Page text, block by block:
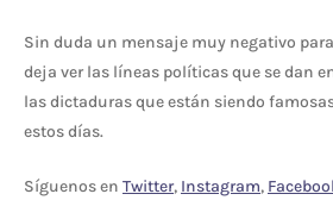
Sin duda un mensaje muy negativo
deja ver las líneas políticas que se dan
las dictaduras que están siendo
estos días.
Síguenos en Twitter, Instagram,